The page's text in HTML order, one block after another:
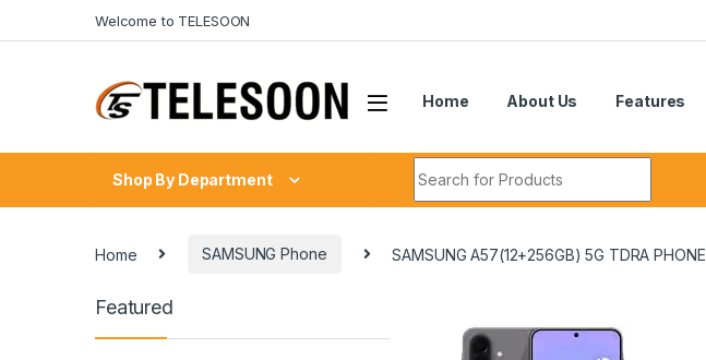
Welcome to TELESOON
Home About Us Features
Shop By Department
Home SAMSUNG Phone SAMSUNG A57(12+256GB) 5G TDRA PHONE
Featured